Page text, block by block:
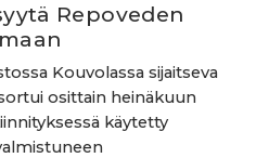
Repoveden
Kouvolassa sijaitseva
osittain heinäkuun
käytetty